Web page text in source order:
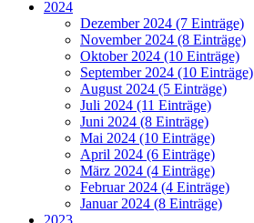
2024
Dezember 2024 (7 Einträge)
November 2024 (8 Einträge)
Oktober 2024 (10 Einträge)
September 2024 (10 Einträge)
August 2024 (5 Einträge)
Juli 2024 (11 Einträge)
Juni 2024 (8 Einträge)
Mai 2024 (10 Einträge)
April 2024 (6 Einträge)
März 2024 (4 Einträge)
Februar 2024 (4 Einträge)
Januar 2024 (8 Einträge)
2023